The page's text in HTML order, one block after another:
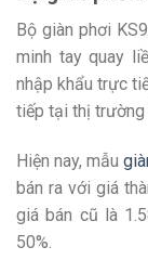
Bộ giàn phơi
minh tay quay
nhập khẩu trực
tiếp tại thị trường
Hiện nay, mẫu
bán ra với giá
giá bán cũ là
50%.